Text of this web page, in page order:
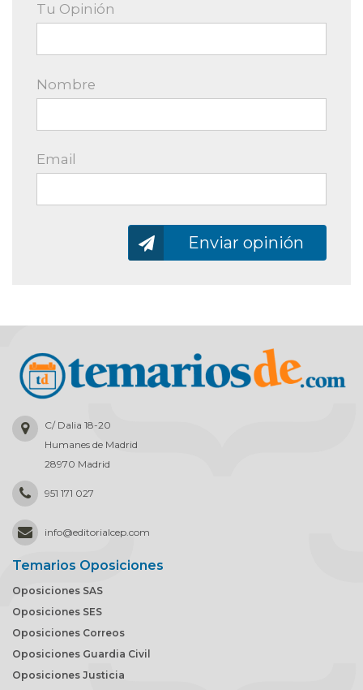
Tu Opinión
Nombre
Email
Enviar opinión
C/ Dalia 18-20
Humanes de Madrid
28970 Madrid
951 171 027
info@editorialcep.com
Temarios Oposiciones
Oposiciones SAS
Oposiciones SES
Oposiciones Correos
Oposiciones Guardia Civil
Oposiciones Justicia